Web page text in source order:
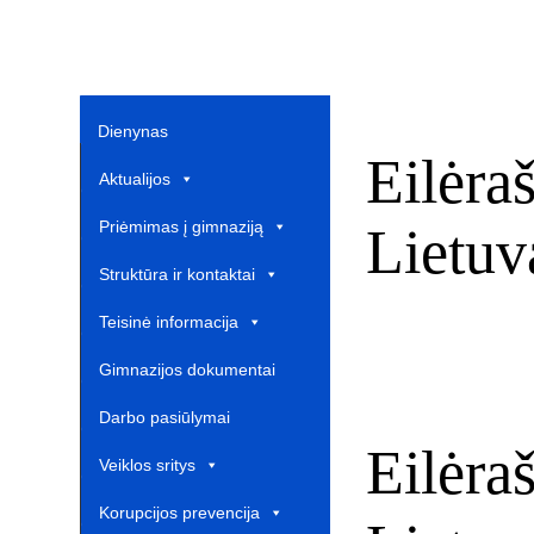
Dienynas
Aktualijos
Priėmimas į gimnaziją
Struktūra ir kontaktai
Teisinė informacija
Gimnazijos dokumentai
Darbo pasiūlymai
Veiklos sritys
Korupcijos prevencija